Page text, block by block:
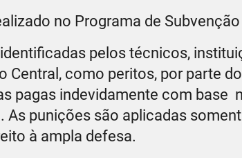
no Programa de
pelos técnicos,
Central, como peritos, por parte
pagas indevidamente com base
As punições são aplicadas
à ampla defesa.